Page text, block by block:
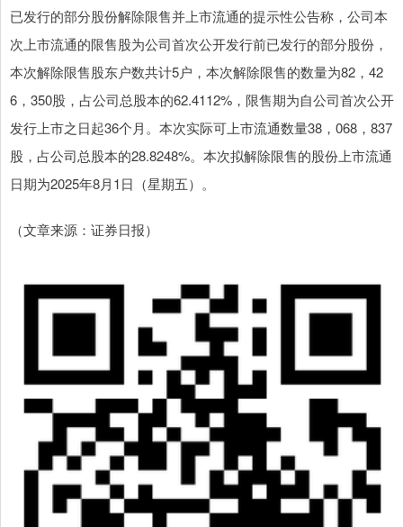
已发行的部分股份解除限售并上市流通的提示性公告称，公司本
次上市流通的限售股为公司首次公开发行前已发行的部分股份，
本次解除限售股东户数共计5户，本次解除限售的数量为82，42
6，350股，占公司总股本的62.4112%，限售期为自公司首次公开
发行上市之日起36个月。本次实际可上市流通数量38，068，837
股，占公司总股本的28.8248%。本次拟解除限售的股份上市流通
日期为2025年8月1日（星期五）。
（文章来源：证券日报）